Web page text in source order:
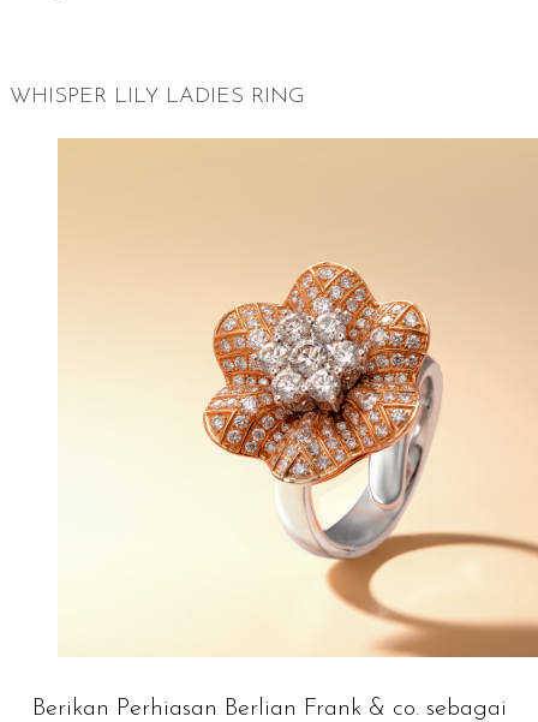
WHISPER LILY LADIES RING
Berikan Perhiasan Berlian Frank & co. sebagai